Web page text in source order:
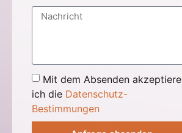
Mit dem Absenden akzeptiere
ich die Datenschutz-
Bestimmungen